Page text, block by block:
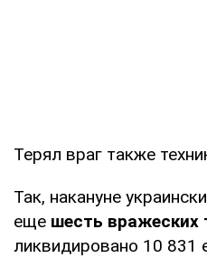
Терял враг также
Так, накануне
еще шесть вражеских
ликвидировано 10 831